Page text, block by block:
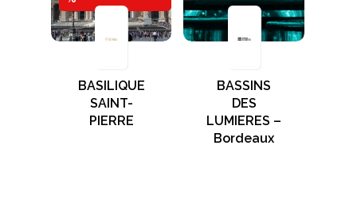
BASILIQUE
SAINT-
PIERRE
BASSINS
DES
LUMIERES –
Bordeaux